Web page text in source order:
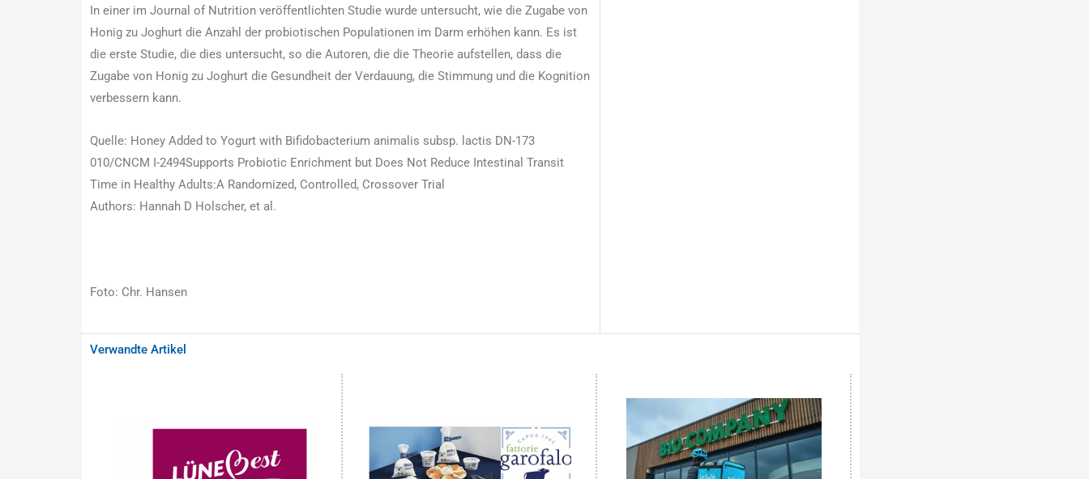
In einer im Journal of Nutrition veröffentlichten Studie wurde untersucht, wie die Zugabe von
Honig zu Joghurt die Anzahl der probiotischen Populationen im Darm erhöhen kann. Es ist
die erste Studie, die dies untersucht, so die Autoren, die die Theorie aufstellen, dass die
Zugabe von Honig zu Joghurt die Gesundheit der Verdauung, die Stimmung und die Kognition
verbessern kann.
Quelle: Honey Added to Yogurt with Bifidobacterium animalis subsp. lactis DN-173
010/CNCM I-2494Supports Probiotic Enrichment but Does Not Reduce Intestinal Transit
Time in Healthy Adults:A Randomized, Controlled, Crossover Trial
Authors: Hannah D Holscher, et al.
Foto: Chr. Hansen
Verwandte Artikel